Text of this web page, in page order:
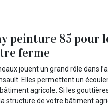
peinture 85 pour
ferme
jouent un grand rôle dans
Elles permettent un
agricole. Si les
structure de votre bâtiment